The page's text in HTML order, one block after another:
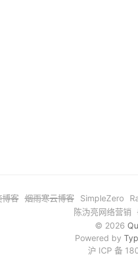
博客 烟雨寒云博客 SimpleZero
陈沩亮网络营销
© 2026
Powered by
沪 ICP 备